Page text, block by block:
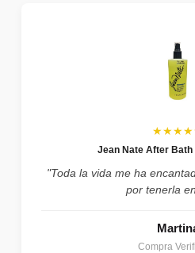
Jean Nate After Bath
"Toda la vida me ha
por tenerla
Compra